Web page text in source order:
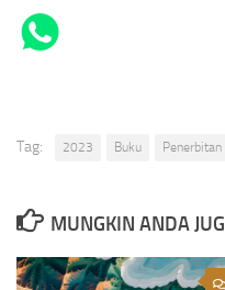
Tag: 2023 Buku Penerbitan
MUNGKIN ANDA